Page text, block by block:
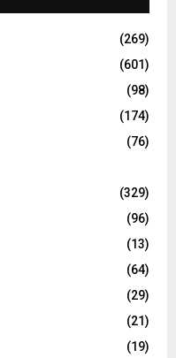
(269)
(601)
(98)
(174)
(76)
(329)
(96)
(13)
(64)
(29)
(21)
(19)